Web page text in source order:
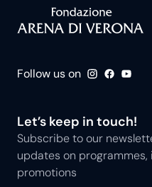
Follow us on
Let’s keep in touch!
Subscribe to our
updates on
promotions